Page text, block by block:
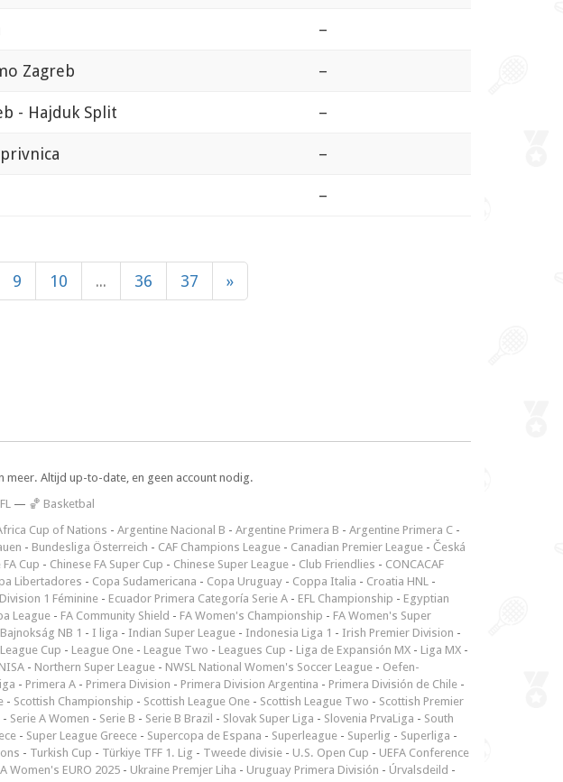
–
Zagreb –
- Hajduk Split –
–
–
9 10 ... 36 37 »
meer. Altijd up-to-date, en geen account nodig.
— 🏀 Basketbal
Cup of Nations - Argentine Nacional B - Argentine Primera B - Argentine Primera C -
- Bundesliga Österreich - CAF Champions League - Canadian Premier League - Česká
Cup - Chinese FA Super Cup - Chinese Super League - Club Friendlies - CONCACAF
Libertadores - Copa Sudamericana - Copa Uruguay - Coppa Italia - Croatia HNL -
Division 1 Féminine - Ecuador Primera Categoría Serie A - EFL Championship - Egyptian
League - FA Community Shield - FA Women's Championship - FA Women's Super
NB 1 - I liga - Indian Super League - Indonesia Liga 1 - Irish Premier Division -
League Cup - League One - League Two - Leagues Cup - Liga de Expansión MX - Liga MX -
NISA - Northern Super League - NWSL National Women's Soccer League - Oefen-
- Primera A - Primera Division - Primera Division Argentina - Primera División de Chile -
- Scottish Championship - Scottish League One - Scottish League Two - Scottish Premier
- Serie A Women - Serie B - Serie B Brazil - Slovak Super Liga - Slovenia PrvaLiga - South
- Super League Greece - Supercopa de Espana - Superleague - Superlig - Superliga -
- Turkish Cup - Türkiye TFF 1. Lig - Tweede divisie - U.S. Open Cup - UEFA Conference
Women's EURO 2025 - Ukraine Premjer Liha - Uruguay Primera División - Úrvalsdeild -